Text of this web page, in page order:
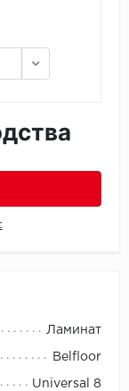
LG Decotile
Lucky Floor
Made in Belgium
Next StepЛаминат
Belfloor
Universal 8